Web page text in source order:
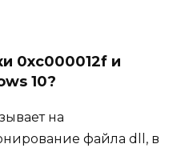
0xc000012f и
10?
на
файла dll, в